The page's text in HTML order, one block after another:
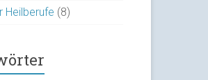
Heilberufe (8)